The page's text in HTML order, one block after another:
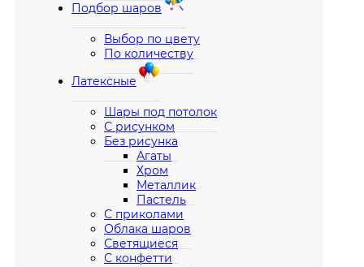
Подбор шаров
Выбор по цвету
По количеству
Латексные
Шары под потолок
С рисунком
Без рисунка
Агаты
Хром
Металлик
Пастель
С приколами
Облака шаров
Светящиеся
С конфетти